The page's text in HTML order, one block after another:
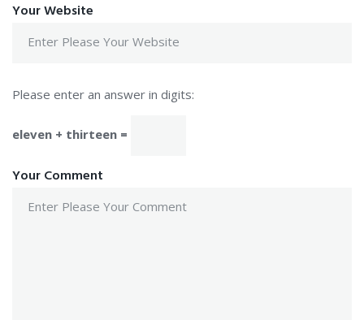
Your Website
Please enter an answer in digits:
eleven + thirteen =
Your Comment